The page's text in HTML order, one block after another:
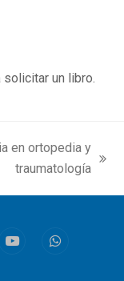
solicitar un libro.
en ortopedia y
traumatología
YoutubeWhatsapp